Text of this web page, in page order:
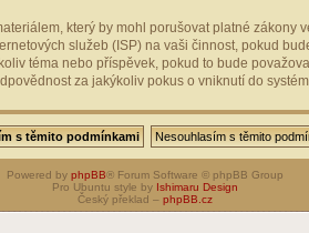
který by mohl porušovat platné zákony
služeb (ISP) na vaši činnost, pokud
téma nebo příspěvek, pokud to bude
za jakýkoliv pokus o vniknutí do
Powered by phpBB® Forum Software © phpBB Group
Pro Ubuntu style by Ishimaru Design
Český překlad – phpBB.cz